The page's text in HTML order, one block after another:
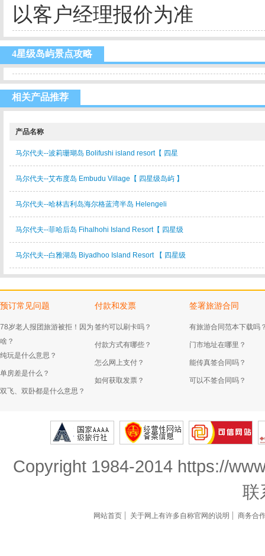
以客户经理报价为准
4星级岛屿景点攻略
相关产品推荐
产品名称
马尔代夫--波莉珊瑚岛 Bolifushi island resort【 四星
马尔代夫--艾布度岛 Embudu Village【 四星级岛屿 】
马尔代夫--哈林吉利岛海尔格蓝湾半岛 Helengeli
马尔代夫--菲哈后岛 Fihalhohi Island Resort【 四星级
马尔代夫--白雅湖岛 Biyadhoo Island Resort 【 四星级
预订常见问题
78岁老人报团旅游被拒！因为
啥？
纯玩是什么意思？
单房差是什么？
双飞、双卧都是什么意思？
付款和发票
签约可以刷卡吗？
付款方式有哪些？
怎么网上支付？
如何获取发票？
签署旅游合同
有旅游合同范本下载吗
门市地址在哪里？
能传真签合同吗？
可以不签合同吗？
Copyright 1984-2014 https://
联
网站首页 关于网上有许多自称官网的说明 商务合